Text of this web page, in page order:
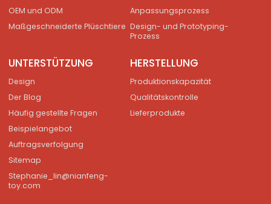
OEM und ODM
Maßgeschneiderte Plüschtiere
Anpassungsprozess
Design- und Prototyping-
Prozess
UNTERSTÜTZUNG
Design
Der Blog
Häufig gestellte Fragen
Beispielangebot
Auftragsverfolgung
Sitemap
Stephanie_lin@nianfeng-
toy.com
HERSTELLUNG
Produktionskapazität
Qualitätskontrolle
Lieferprodukte